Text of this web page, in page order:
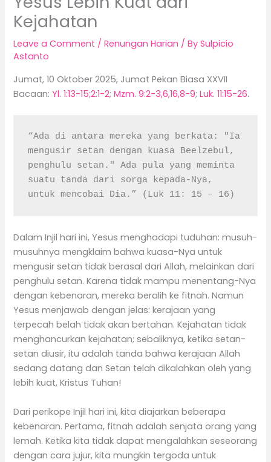
Kejahatan
Leave a Comment /Renungan Harian / BySulpicio
Astanto
Jumat, 10 Oktober 2025, Jumat Pekan Biasa XXVII
Bacaan:Yl. 1:13-15;2:1-2;Mzm. 9:2-3,6,16,8-9;Luk. 11:15-26.
“Ada di antara mereka yang berkata: "Ia
mengusir setan dengan kuasa Beelzebul,
penghulu setan." Ada pula yang meminta
suatu tanda dari sorga kepada-Nya,
untuk mencobai Dia.” (Luk 11: 15 – 16)
Dalam Injil hari ini, Yesus menghadapi tuduhan: musuh-
musuhnya mengklaim bahwa kuasa-Nya untuk
mengusir setan tidak berasal dari Allah, melainkan dari
penghulu setan. Karena tidak mampu menentang-Nya
dengan kebenaran, mereka beralih ke fitnah. Namun
Yesus menjawab dengan jelas: kerajaan yang
terpecah belah tidak akan bertahan. Kejahatan tidak
menghancurkan kejahatan; sebaliknya, ketika setan-
setan diusir, itu adalah tanda bahwa kerajaan Allah
sedang datang dan Setan telah dikalahkan oleh yang
lebih kuat, Kristus Tuhan!
Dari perikope Injil hari ini, kita diajarkan beberapa
kebenaran. Pertama, fitnah adalah senjata orang yang
lemah. Ketika kita tidak dapat mengalahkan seseorang
dengan cara jujur, kita mungkin tergoda untuk